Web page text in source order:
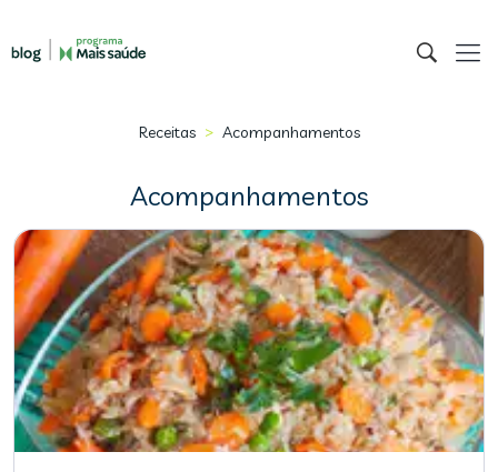
Receitas > Acompanhamentos
Acompanhamentos